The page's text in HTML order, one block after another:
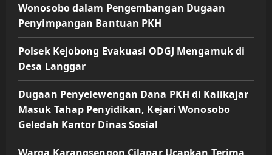
Wonosobo dalam Pengembangan Dugaan
Penyimpangan Bantuan PKH
Polsek Kejobong Evakuasi ODGJ Mengamuk di
Desa Langgar
Dugaan Penyelewengan Dana PKH di Kalikajar
Masuk Tahap Penyidikan, Kejari Wonosobo
Geledah Kantor Dinas Sosial